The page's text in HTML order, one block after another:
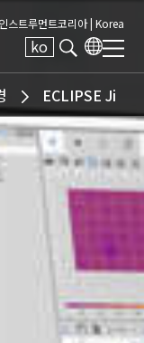
스트루먼트코리아 | Korea
ko
ECLIPSE Ji